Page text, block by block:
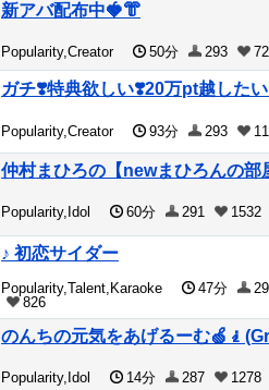
新アバ配布中🍓👘
Popularity,Creator 50分 293
ガチ❣️特典欲しい❣️20万pt越した
Popularity,Creator 93分 293
仲村まひろの【newまひろんの部
Popularity,Idol 60分 291 1532
♪ 初恋サイダー
Popularity,Talent,Karaoke 47分
826
のんちの元気をあげるーむ
Popularity,Idol 14分 287 1278